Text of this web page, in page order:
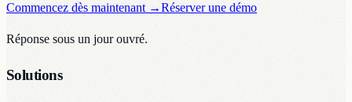
Commencez dès maintenant →Réserver une démo
Réponse sous un jour ouvré.
Solutions